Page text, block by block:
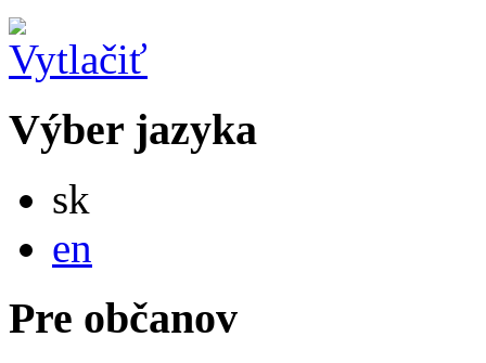
Výber jazyka
sk
en
Pre občanov